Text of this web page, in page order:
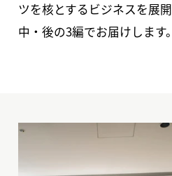
ツを核とするビジネスを展
中・後の3編でお届けします。